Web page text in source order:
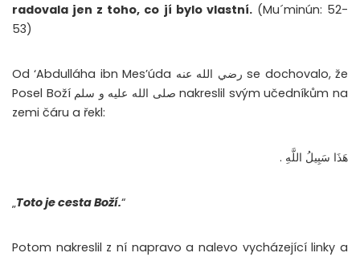
radovala jen z toho, co jí bylo vlastní.(Mu´minún: 52-
53)
Od ‘Abdulláha ibn Mes’úda رضي الله عنه se dochovalo, že
Posel Boží صلى الله عليه و سلم nakreslil svým učedníkům na
zemi čáru a řekl:
هَذَا سَبِيلُ اللَّهِ .
„Toto je cesta Boží.“
Potom nakreslil z ní napravo a nalevo vycházející linky a